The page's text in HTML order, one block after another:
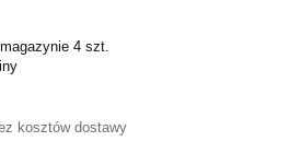
4 szt.
kosztów dostawy